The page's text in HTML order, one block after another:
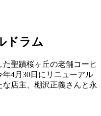
ドラム
た聖蹟桜ヶ丘の老舗コーヒ
4月30日にリニューアル
店主、棚沢正義さんと永